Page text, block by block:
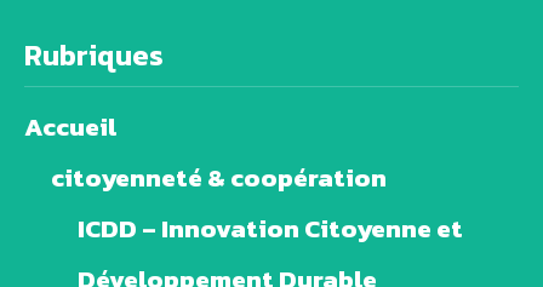
Rubriques
Accueil
citoyenneté & coopération
ICDD – Innovation Citoyenne et
Développement Durable